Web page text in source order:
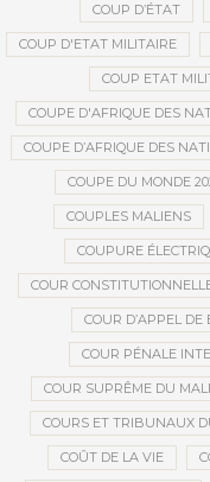
COUP D’ÉTAT
COUP D'ETAT MILITAIRE
COUP ETAT
COUPE D'AFRIQUE DES
COUPE D’AFRIQUE DES
COUPE DU MONDE
COUPLES MALIENS
COUPURE
COUR
COUR D’APPEL
COUR PÉNALE
COUR SUPRÊME DU MALI
COURS ET TRIBUNAUX
COÛT DE LA VIE